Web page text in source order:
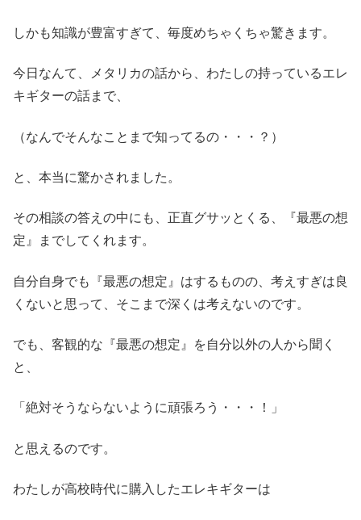
しかも知識が豊富すぎて、毎度めちゃくちゃ驚きます。
今日なんて、メタリカの話から、わたしの持っているエレ
キギターの話まで、
（なんでそんなことまで知ってるの・・・？）
と、本当に驚かされました。
その相談の答えの中にも、正直グサッとくる、『最悪の想
定』までしてくれます。
自分自身でも『最悪の想定』はするものの、考えすぎは良
くないと思って、そこまで深くは考えないのです。
でも、客観的な『最悪の想定』を自分以外の人から聞く
と、
「絶対そうならないように頑張ろう・・・！」
と思えるのです。
わたしが高校時代に購入したエレキギターは